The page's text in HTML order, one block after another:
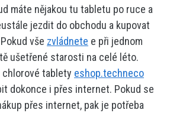
máte nějakou tu tabletu po ruce a
jezdit do obchodu a kupovat
vše zvládnete e při jednom
ušetřené starosti na celé léto.
chlorové tablety eshop.techneco
dokonce i přes internet. Pokud se
přes internet, pak je potřeba